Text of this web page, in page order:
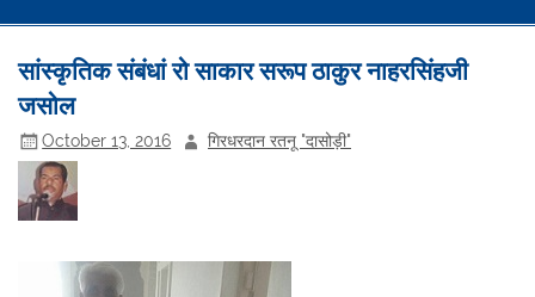
सांस्कृतिक संबंधां रो साकार सरूप ठाकुर नाहरसिंहजी
जसोल
October 13, 2016 गिरधरदान रतनू "दासोड़ी"